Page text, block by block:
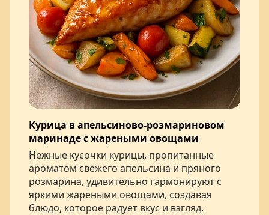
Курица в апельсиново-розмариновом
маринаде с жареными овощами
Нежные кусочки курицы, пропитанные
ароматом свежего апельсина и пряного
розмарина, удивительно гармонируют с
яркими жареными овощами, создавая
блюдо, которое радует вкус и взгляд.